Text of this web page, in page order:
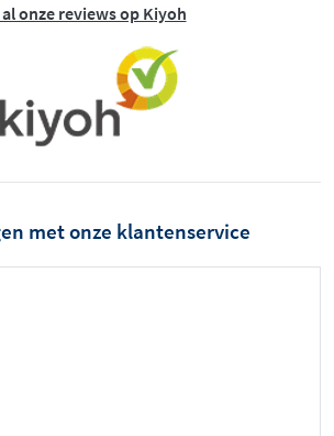
al onze reviews op Kiyoh
met onze klantenservice